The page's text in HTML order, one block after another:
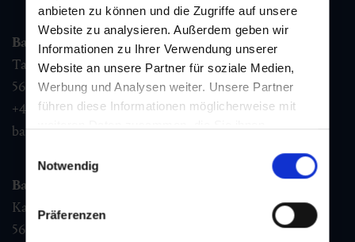
anbieten zu können und die Zugriffe auf unsere
Website zu analysieren. Außerdem geben wir
Informationen zu Ihrer Verwendung unserer
Website an unsere Partner für soziale Medien,
Werbung und Analysen weiter. Unsere Partner
führen diese Informationen möglicherweise mit
Nutzung der Dienste gesammelt haben.
Notwendig
Präferenzen
Bad Hofgastein
Tauernplatz 1,
5630 Bad Hofgastein
+43 6432 3393 260
badhofgastein@gastein.com
Bad Gastein
Kaiser Franz Josefstr. 27,
5640